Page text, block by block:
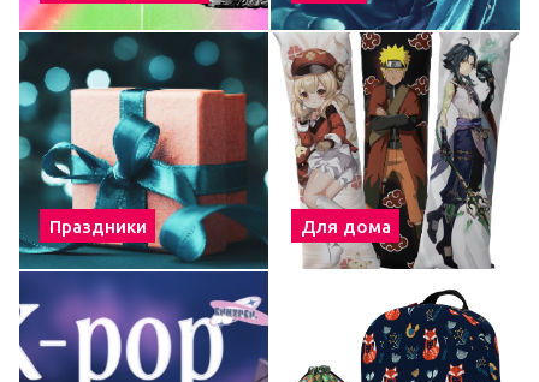
Праздники Для дома